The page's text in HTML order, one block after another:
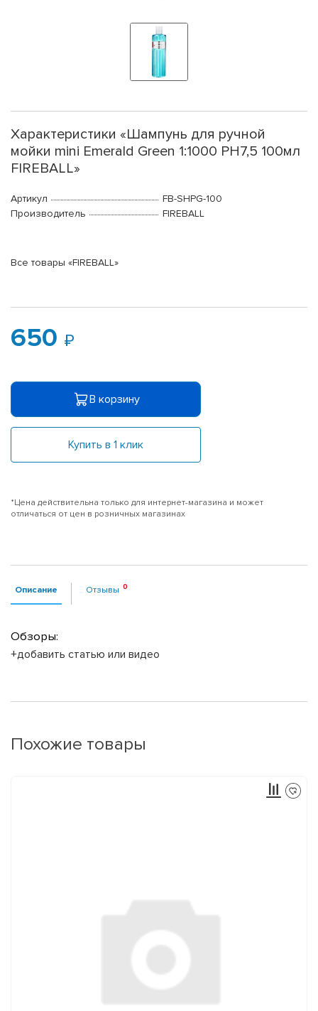
Характеристики «Шампунь для ручной
мойки mini Emerald Green 1:1000 PH7,5 100мл
FIREBALL»
Артикул
FB-SHPG-100
Производитель
FIREBALL
Все товары «FIREBALL»
650
В корзину
Купить в 1 клик
*Цена действительна только для интернет-магазина и может
отличаться от цен в розничных магазинах
Описание Отзывы
Обзоры:
+добавить статью или видео
Похожие товары